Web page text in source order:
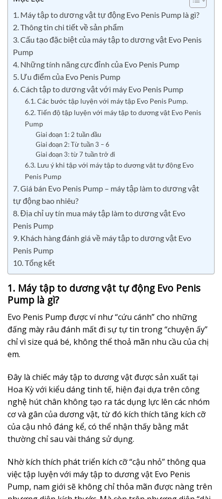
1. Máy tập to dương vật tự động Evo Penis Pump là gì?
2. Thông tin chi tiết về sản phẩm
3. Cấu tạo đặc biệt của máy tập to dương vật Evo Penis
Pump
4. Những tính năng cực đỉnh của Evo Penis Pump
5. Ưu điểm của Evo Penis Pump
6. Cách tập to dương vật với máy Evo Penis Pump
6.1. Các bước tập luyện với máy tập Evo Penis Pump.
6.2. Tiến độ tập luyện với máy tập to dương vật Evo Penis
Pump
Giai đoạn 1: 2 tuần đầu
Giai đoạn 2: Từ tuần 3 – 6
Giai đoạn 3: từ 7 tuần trở đi
6.3. Lưu ý khi tập với máy tập to dương vật tự động Evo
Penis Pump
7. Giá bán Evo Penis Pump – máy tập làm to dương vật
tự động bao nhiêu?
8. Địa chỉ uy tín mua máy tập làm to dương vật Evo
Penis Pump
9. Khách hàng đánh giá về máy tập to dương vật Evo
Penis Pump
10. Tổng kết
1. Máy tập to dương vật tự động Evo Penis
Pump là gì?
Evo Penis Pump được ví như “cứu cánh” cho những
đấng mày râu đánh mất đi sự tự tin trong “chuyện ấy”
chỉ vì size quá bé, không thể thoả mãn nhu cầu của chị
em.
Đây là chiếc máy tập to dương vật được sản xuất tại
Hoa Kỳ với kiểu dáng tinh tế, hiện đại dựa trên công
nghệ hút chân không tạo ra tác dụng lực lên các nhóm
cơ và gân của dương vật, từ đó kích thích tăng kích cỡ
của cậu nhỏ đáng kể, có thể nhận thấy bằng mắt
thường chỉ sau vài tháng sử dụng.
Nhờ kích thích phát triển kích cỡ “cậu nhỏ” thông qua
việc tập luyện với máy tập to dương vật Evo Penis
Pump, nam giới sẽ không chỉ thỏa mãn được nàng trên